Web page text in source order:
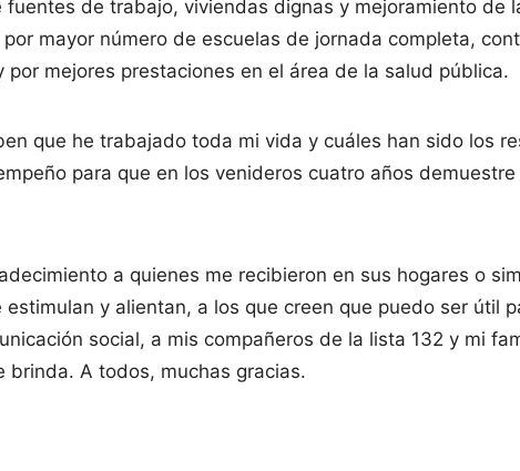
fuentes de trabajo, viviendas dignas y mejoramiento de
mayor número de escuelas de jornada completa,
por mejores prestaciones en el área de la salud pública.
que he trabajado toda mi vida y cuáles han sido los
para que en los venideros cuatro años
a quienes me recibieron en sus hogares o
estimulan y alientan, a los que creen que puedo ser útil
social, a mis compañeros de la lista 132 y mi
brinda. A todos, muchas gracias.